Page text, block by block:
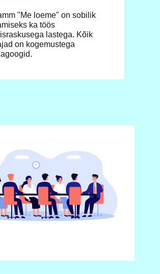
"Me loeme" on sobilik
ka töös
lastega. Kõik
on kogemustega